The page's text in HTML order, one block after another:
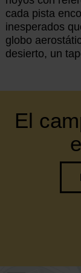
cada pista
inesperados
globo
desierto, un
El